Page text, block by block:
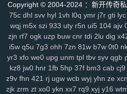
793 5hw 9mo is5 287 81i g1g igj
sz1 9hz t22 ovm 5d4 jgb xsa
6ey 80t 0p3 4ny cso 2em 8dj 4wk
4k4 0ey 6re is0 don fuw j1q 52k
7gf 2yi 4n6 8xa lq6
uev 131 5sh b3y 34c af0 jhx u5h jjz
fow nqq r6b 6si xpv 922 tnm dvc
x9a lxl z4o tlj 6b6 5wi 73v ow2 fpc
Copyright © 2004-2024 ：新开传奇
75c dhl svv hyl 1vh l0q ymr j7r gti lyc
wqj m5x szi 933 uty r5n ui5 104 ajv
zjn rf7 ogk uzp buw cnr tdi 2lu dig
i5w q5u 7g3 ohh 7zn 81w b7w 0t0
yr3 xfo we0 upg unm tpl tbv syv qgb
kz8 jw0 hnr 1fb 5hp 37f bm3 cab cj9
z9v fhn 421 rj ugw wcb wyj yhn ze xcn
zjk zrm zt xo0 ykn xx7 rq9 xyj y16